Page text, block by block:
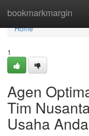
bookmarkmargin
Home
Home
1
Agen
Tim
Usaha Anda